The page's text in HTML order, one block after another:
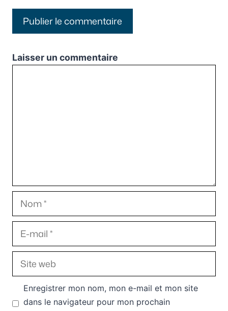
Laisser un commentaire
Nom
E-
mail
Site
web
Enregistrer mon nom, mon e-mail et mon site
dans le navigateur pour mon prochain